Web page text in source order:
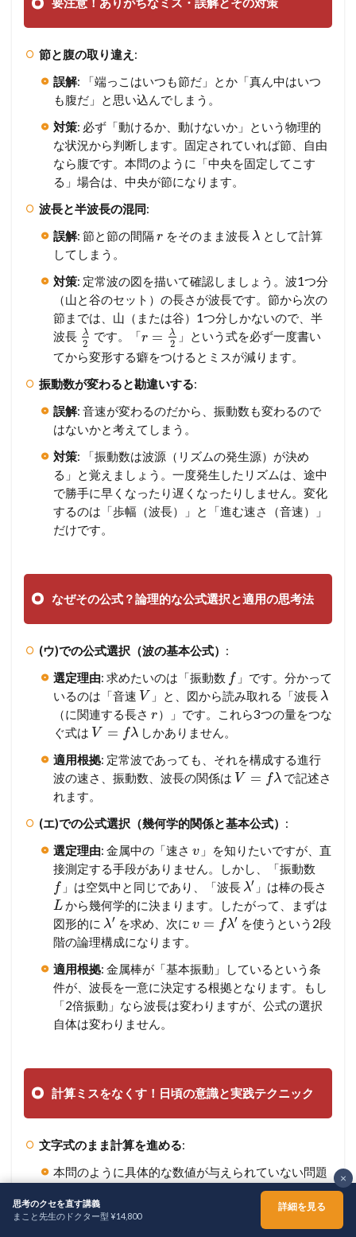
節と腹の取り違え :
誤解: 「端っこはいつも節だ」とか「真ん中はいつ
も腹だ」と思い込んでしまう。
対策: 必ず「動けるか、動けないか」という物理的
な状況から判断します。固定されていれば節、自由
なら腹です。本問のように「中央を固定してこす
る」場合は、中央が節になります。
波長と半波長の混同:
誤解: 節と節の間隔r をそのまま波長 λ として計算
してしまう。
対策: 定常波の図を描いて確認しましょう。波1つ分
（山と谷のセット）の長さが波長です。節から次の
節までは、山（または谷）1つ分しかないので、半
波長 λ
2 です。「r = λ
2
」という式を必ず一度書い
てから変形する癖をつけるとミスが減ります。
振動数が変わると勘違いする:
誤解: 音速が変わるのだから、振動数も変わるので
はないかと考えてしまう。
対策: 「振動数は波源（リズムの発生源）が決め
る」と覚えましょう。一度発生したリズムは、途中
で勝手に早くなったり遅くなったりしません。変化
するのは「歩幅（波長）」と「進む速さ（音速）」
だけです。
なぜその公式？論理的な公式選択と適用の思考法
(ウ)での公式選択（波の基本公式） :
選定理由: 求めたいのは「振動数 f 」です。分かって
いるのは「音速 V 」と、図から読み取れる「波長 λ
（に関連する長さr）」です。これら3つの量をつな
ぐ式は V = fλ しかありません。
適用根拠: 定常波であっても、それを構成する進行
波の速さ、振動数、波長の関係は V = fλ で記述さ
れます。
(エ)での公式選択（幾何学的関係と基本公式） :
選定理由: 金属中の「速さv 」を知りたいですが、直
接測定する手段がありません。しかし、「振動数
f 」は空気中と同じであり、「波長 λ′ 」は棒の長さ
Lから幾何学的に決まります。したがって、まずは
図形的に λ′ を求め、次に v = fλ′ を使うという2段
階の論理構成になります。
適用根拠: 金属棒が「基本振動」しているという条
件が、波長を一意に決定する根拠となります。もし
「2倍振動」なら波長は変わりますが、公式の選択
自体は変わりません。
計算ミスをなくす！日頃の意識と実践テクニック
文字式のまま計算を進める:
本問のように具体的な数値が与えられていない問題
では、最後まで文字式で計算します。途中で勝手な
数値を代入したりせず、
などの文字を丁寧
×
思考のクセを直す講義
まこと先生のドクター型 ¥14,800
詳細を見る